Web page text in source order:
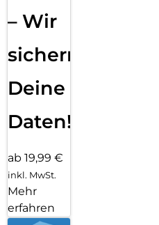
– Wir
sichern
Deine
Daten!
ab 19,99 €
inkl. MwSt.
Mehr
erfahren